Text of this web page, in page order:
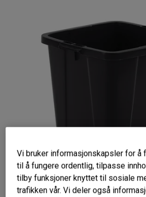
Vi bruker informasjonskapsler for å
til å fungere ordentlig, tilpasse
tilby funksjoner knyttet til sosiale
trafikken vår. Vi deler også